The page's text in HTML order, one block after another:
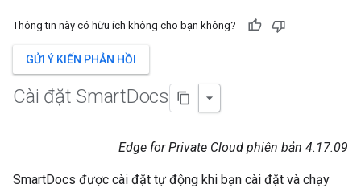
Thông tin này có hữu ích không cho bạn không?
GỬI Ý KIẾN PHẢN HỒI
Cài đặt SmartDocs
Edge for Private Cloud phiên bản 4.17.09
SmartDocs được cài đặt tự động khi bạn cài đặt và chạy